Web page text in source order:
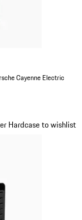
Cayenne Electric
Hardcase to wishlist